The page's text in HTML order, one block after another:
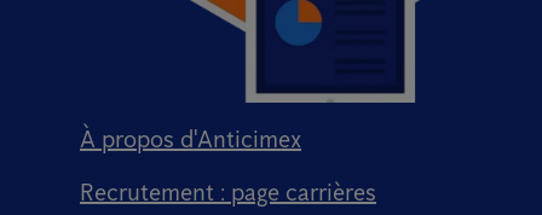
À propos d'Anticimex
Recrutement : page carrières